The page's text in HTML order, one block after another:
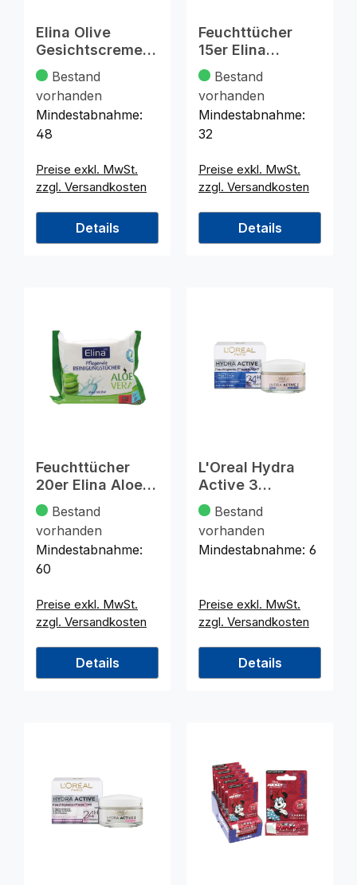
Elina Olive
Gesichtscreme
75ml in Dose
Bestand
vorhanden
Mindestabnahme:
48
Preise exkl. MwSt.
zzgl. Versandkosten
Details
Feuchttücher
15er Elina
Tuchgröße
18x12cm
Bestand
vorhanden
Mindestabnahme:
32
Preise exkl. MwSt.
zzgl. Versandkosten
Details
Feuchttücher
20er Elina Aloe
Vera
Tuchg.20x21cm
Bestand
vorhanden
Mindestabnahme:
60
Preise exkl. MwSt.
zzgl. Versandkosten
Details
L'Oreal Hydra
Active 3
Nachtcreme
50mlBestand
vorhanden
Mindestabnahme: 6
Preise exkl. MwSt.
zzgl. Versandkosten
Details